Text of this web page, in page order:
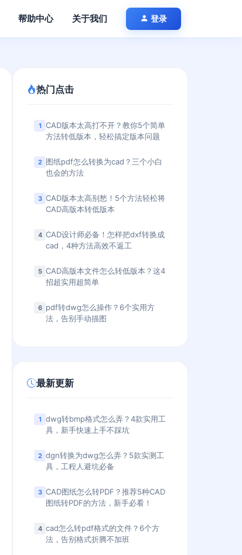
帮助中心 关于我们 登录
热门点击
1 CAD版本太高打不开？教你5个简单
方法转低版本，轻松搞定版本问题
2 图纸pdf怎么转换为cad？三个小白
也会的方法
3 CAD版本太高别愁！5个方法轻松将
CAD高版本转低版本
4 CAD设计师必备！怎样把dxf转换成
cad，4种方法高效不返工
5 CAD高版本文件怎么转低版本？这4
招超实用超简单
6 pdf转dwg怎么操作？6个实用方
法，告别手动描图
最新更新
1 dwg转bmp格式怎么弄？4款实用工
具，新手快速上手不踩坑
2 dgn转换为dwg怎么弄？5款实测工
具，工程人避坑必备
3 CAD图纸怎么转PDF？推荐5种CAD
图纸转PDF的方法，新手必看！
4 cad怎么转pdf格式的文件？6个方
法，告别格式折腾不加班